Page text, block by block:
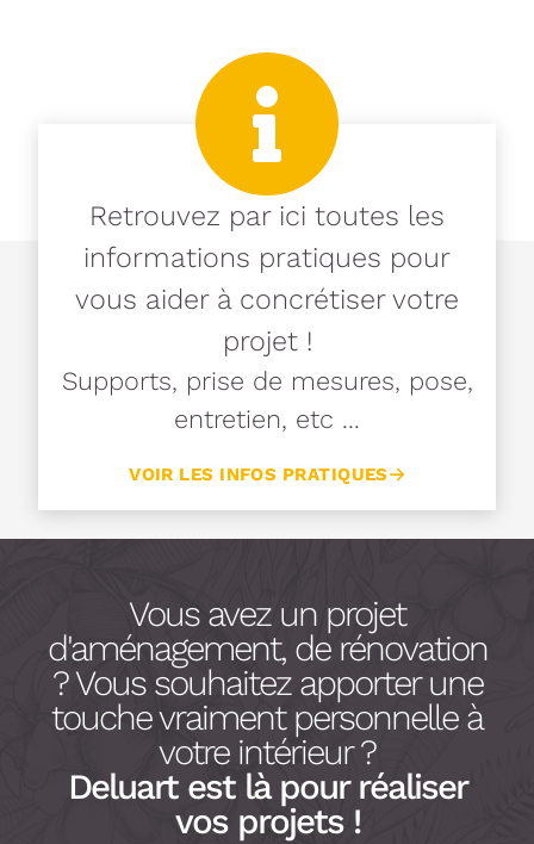
Retrouvez par ici toutes les
informations pratiques pour
vous aider à concrétiser votre
projet !
Supports, prise de mesures, pose,
entretien, etc ...
VOIR LES INFOS PRATIQUES
Vous avez un projet
d'aménagement, de rénovation
? Vous souhaitez apporter une
touche vraiment personnelle à
votre intérieur ?
Deluart est là pour réaliser
vos projets !